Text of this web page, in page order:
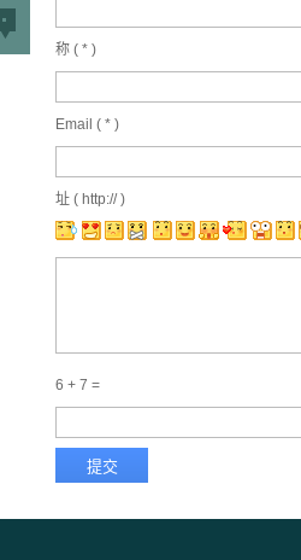
称 ( * )
Email ( * )
址 ( http:// )
6 + 7 =